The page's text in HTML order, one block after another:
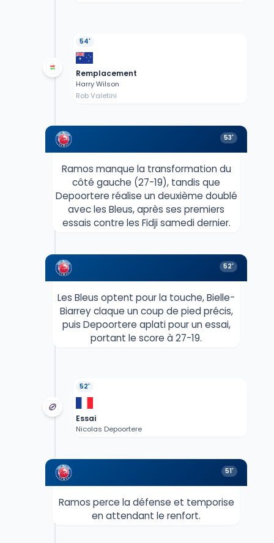
54'
Remplacement
Harry Wilson
Rob Valetini
53'
Ramos manque la transformation du
côté gauche (27-19), tandis que
Depoortere réalise un deuxième doublé
avec les Bleus, après ses premiers
essais contre les Fidji samedi dernier.
52'
Les Bleus optent pour la touche, Bielle-
Biarrey claque un coup de pied précis,
puis Depoortere aplati pour un essai,
portant le score à 27-19.
52'
Essai
Nicolas Depoortere
51'
Ramos perce la défense et temporise
en attendant le renfort.